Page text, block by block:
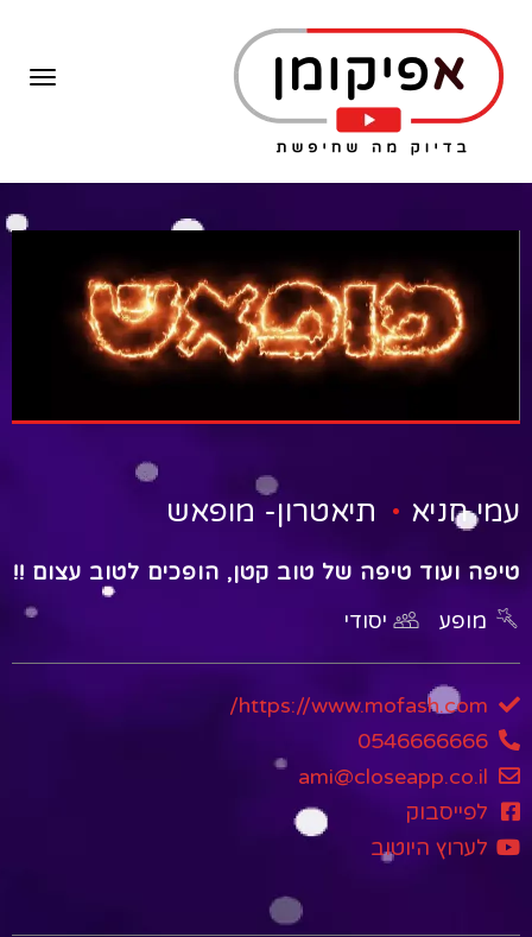
עמי חניא . תיאטרון- מופאש
טיפה ועוד טיפה של טוב קטן, הופכים לטוב עצום !!
מופע
יסודי
https://www.mofash.com/
0546666666
ami@closeapp.co.il
לפייסבוק
לערוץ היוטוב